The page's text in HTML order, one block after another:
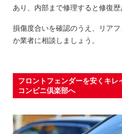
あり、内部まで修理すると修復歴
損傷度合いを確認のうえ、リア
か業者に相談しましょう。
フロントフェンダーを安くキ
コンビニ倶楽部へ